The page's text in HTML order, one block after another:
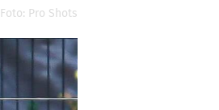
Foto: Pro Shots